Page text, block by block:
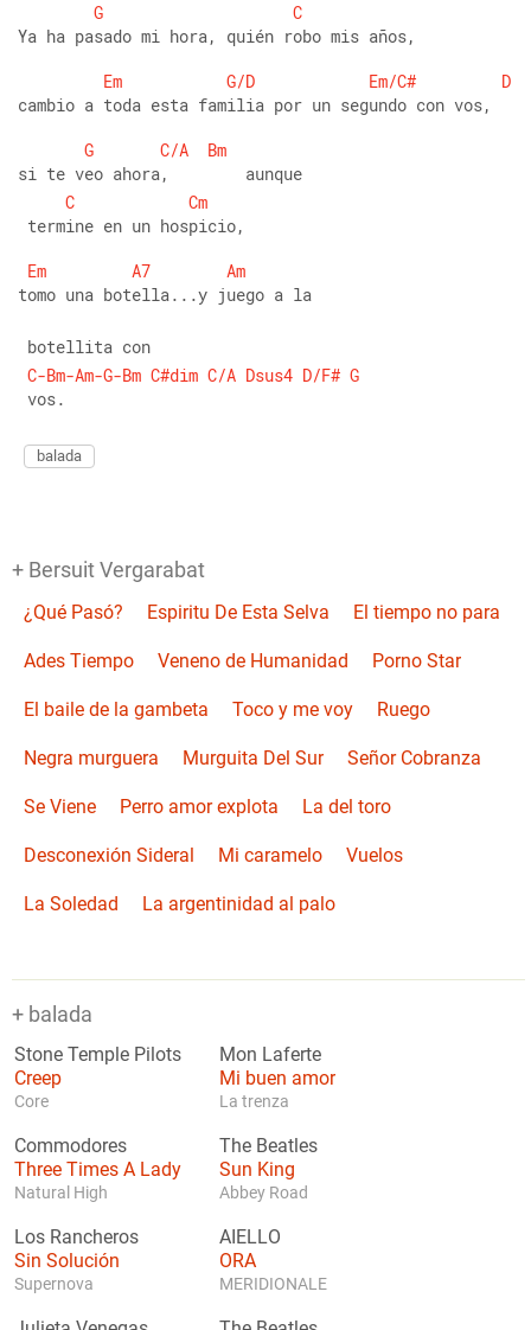
G
C
Ya ha pasado mi hora, quién robo mis años,
Em
G/D Em/C#
D
cambio a toda esta familia por un segundo con vos,
G
C/A
Bm
si te veo ahora,        aunque
C
Cm
termine en un hospicio,
Em
A7
Am
tomo una botella...y juego a la
botellita con
C-Bm-Am-G-Bm C#dim C/A Dsus4 D/F# G
vos.
balada
+ Bersuit Vergarabat
¿Qué Pasó? Espiritu De Esta Selva El tiempo no para
Ades Tiempo Veneno de Humanidad Porno Star
El baile de la gambeta Toco y me voy Ruego
Negra murguera Murguita Del Sur Señor Cobranza
Se Viene Perro amor explota La del toro
Desconexión Sideral Mi caramelo Vuelos
La Soledad La argentinidad al palo
+ balada
Stone Temple Pilots
Creep
Core
Mon Laferte
Mi buen amor
La trenza
Commodores
Three Times A Lady
Natural High
The Beatles
Sun King
Abbey Road
Los Rancheros
Sin Solución
Supernova
AIELLO
ORA
MERIDIONALE